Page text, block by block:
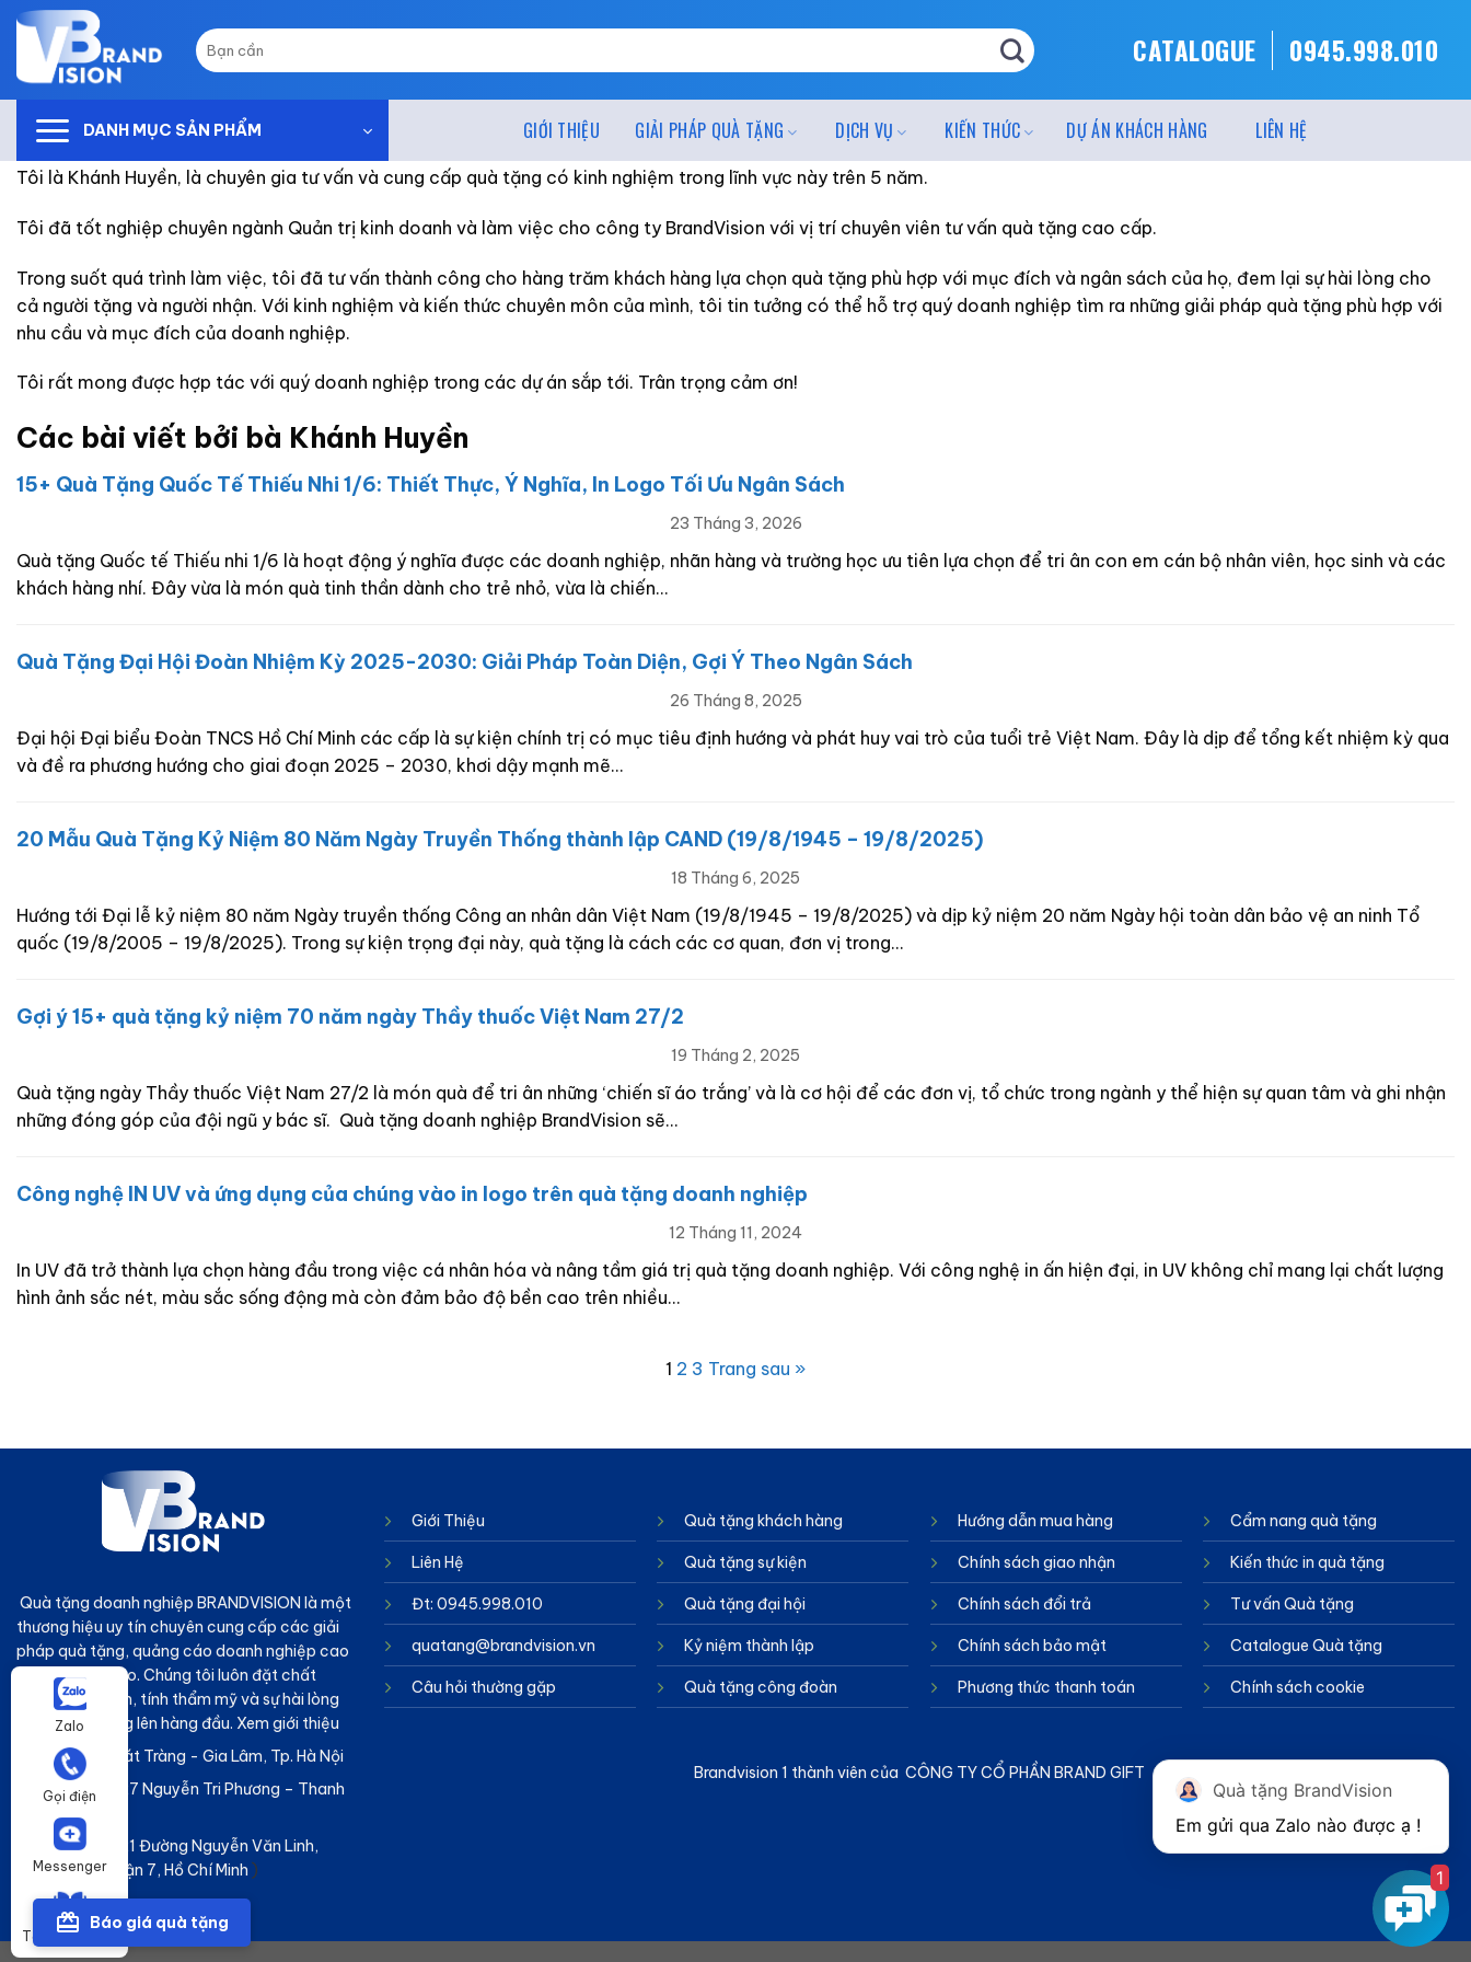
Skip
content
Tìm
kiếm:
CATALOGUE 0945.998.010
DANH MỤC SẢN PHẨM GIỚI THIỆU GIẢI PHÁP QUÀ TẶNG DỊCH VỤ KIẾN THỨC DỰ ÁN KHÁCH HÀNG LIÊN HỆ
Tôi là Khánh Huyền, là chuyên gia tư vấn và cung cấp quà tặng có kinh nghiệm trong lĩnh vực này trên 5 năm.
Tôi đã tốt nghiệp chuyên ngành Quản trị kinh doanh và làm việc cho công ty BrandVision với vị trí chuyên viên tư vấn quà tặng cao cấp.
Trong suốt quá trình làm việc, tôi đã tư vấn thành công cho hàng trăm khách hàng lựa chọn quà tặng phù hợp với mục đích và ngân sách của họ, đem lại sự hài lòng cho
cả người tặng và người nhận. Với kinh nghiệm và kiến thức chuyên môn của mình, tôi tin tưởng có thể hỗ trợ quý doanh nghiệp tìm ra những giải pháp quà tặng phù hợp với
nhu cầu và mục đích của doanh nghiệp.
Tôi rất mong được hợp tác với quý doanh nghiệp trong các dự án sắp tới. Trân trọng cảm ơn!
Các bài viết bởi bà Khánh Huyền
15+ Quà Tặng Quốc Tế Thiếu Nhi 1/6: Thiết Thực, Ý Nghĩa, In Logo Tối Ưu Ngân Sách
23 Tháng 3, 2026
Quà tặng Quốc tế Thiếu nhi 1/6 là hoạt động ý nghĩa được các doanh nghiệp, nhãn hàng và trường học ưu tiên lựa chọn để tri ân con em cán bộ nhân viên, học sinh và các
khách hàng nhí. Đây vừa là món quà tinh thần dành cho trẻ nhỏ, vừa là chiến…
Quà Tặng Đại Hội Đoàn Nhiệm Kỳ 2025-2030: Giải Pháp Toàn Diện, Gợi Ý Theo Ngân Sách
26 Tháng 8, 2025
Đại hội Đại biểu Đoàn TNCS Hồ Chí Minh các cấp là sự kiện chính trị có mục tiêu định hướng và phát huy vai trò của tuổi trẻ Việt Nam. Đây là dịp để tổng kết nhiệm kỳ qua
và đề ra phương hướng cho giai đoạn 2025 – 2030, khơi dậy mạnh mẽ…
20 Mẫu Quà Tặng Kỷ Niệm 80 Năm Ngày Truyền Thống thành lập CAND (19/8/1945 – 19/8/2025)
18 Tháng 6, 2025
Hướng tới Đại lễ kỷ niệm 80 năm Ngày truyền thống Công an nhân dân Việt Nam (19/8/1945 – 19/8/2025) và dịp kỷ niệm 20 năm Ngày hội toàn dân bảo vệ an ninh Tổ
quốc (19/8/2005 – 19/8/2025). Trong sự kiện trọng đại này, quà tặng là cách các cơ quan, đơn vị trong…
Gợi ý 15+ quà tặng kỷ niệm 70 năm ngày Thầy thuốc Việt Nam 27/2
19 Tháng 2, 2025
Quà tặng ngày Thầy thuốc Việt Nam 27/2 là món quà để tri ân những ‘chiến sĩ áo trắng’ và là cơ hội để các đơn vị, tổ chức trong ngành y thể hiện sự quan tâm và ghi nhận
những đóng góp của đội ngũ y bác sĩ. Quà tặng doanh nghiệp BrandVision sẽ…
Công nghệ IN UV và ứng dụng của chúng vào in logo trên quà tặng doanh nghiệp
12 Tháng 11, 2024
In UV đã trở thành lựa chọn hàng đầu trong việc cá nhân hóa và nâng tầm giá trị quà tặng doanh nghiệp. Với công nghệ in ấn hiện đại, in UV không chỉ mang lại chất lượng
hình ảnh sắc nét, màu sắc sống động mà còn đảm bảo độ bền cao trên nhiều…
1 2 3 Trang sau »
Quà tặng doanh nghiệp BRANDVISION là một
thương hiệu uy tín chuyên cung cấp các giải
pháp quà tặng, quảng cáo doanh nghiệp cao
cấp và sáng tạo. Chúng tôi luôn đặt chất
lượng sản phẩm, tính thẩm mỹ và sự hài lòng
của khách hàng lên hàng đầu. Xem giới thiệu
Hà Nội : KCN Bát Tràng - Gia Lâm, Tp. Hà Nội
Đà Nẵng :Số 27 Nguyễn Tri Phương – Thanh
Khê – Đà Nẵng
TPHCM : (Số 21 Đường Nguyễn Văn Linh,
Tân Phong, Quận 7, Hồ Chí Minh )
Giới Thiệu
Liên Hệ
Đt: 0945.998.010
quatang@brandvision.vn
Câu hỏi thường gặp
Quà tặng khách hàng
Quà tặng sự kiện
Quà tặng đại hội
Kỷ niệm thành lập
Quà tặng công đoàn
Hướng dẫn mua hàng
Chính sách giao nhận
Chính sách đổi trả
Chính sách bảo mật
Phương thức thanh toán
Cẩm nang quà tặng
Kiến thức in quà tặng
Tư vấn Quà tặng
Catalogue Quà tặng
Chính sách cookie
Brandvision 1 thành viên của CÔNG TY CỔ PHẦN BRAND GIFT
Zalo
Gọi điện
Messenger
Tải catalogue
Báo giá quà tặng
Quà tặng BrandVision
1